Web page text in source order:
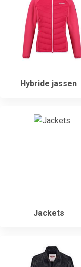
Hybride jassen
Jackets